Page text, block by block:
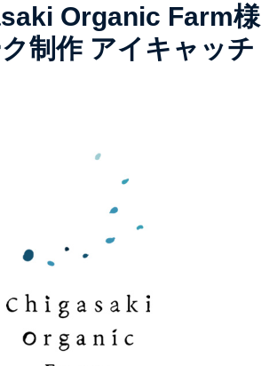
Organic Farm様
制作 アイキャッチ